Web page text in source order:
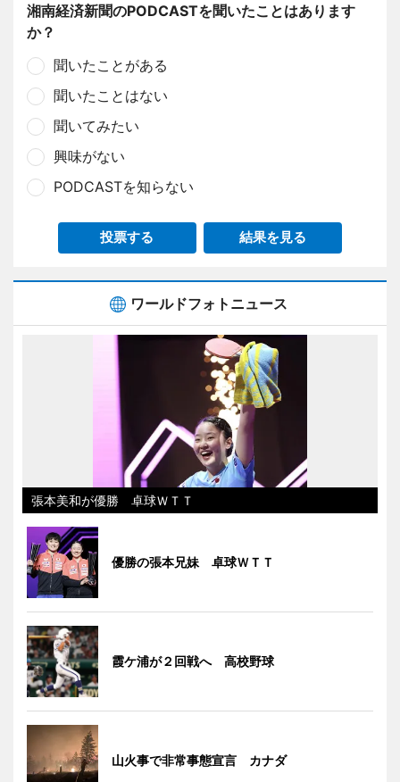
湘南経済新聞のPODCASTを聞いたことはあります
か？
聞いたことがある
聞いたことはない
聞いてみたい
興味がない
PODCASTを知らない
投票する 結果を見る
ワールドフォトニュース
張本美和が優勝 卓球ＷＴＴ
優勝の張本兄妹 卓球ＷＴＴ
霞ケ浦が２回戦へ 高校野球
山火事で非常事態宣言 カナダ